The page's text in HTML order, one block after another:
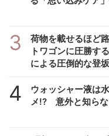
3
荷物を載せるほど
トワゴンに圧勝す
による圧倒的な登坂
4
ウォッシャー液は
メ!? 意外と知らな